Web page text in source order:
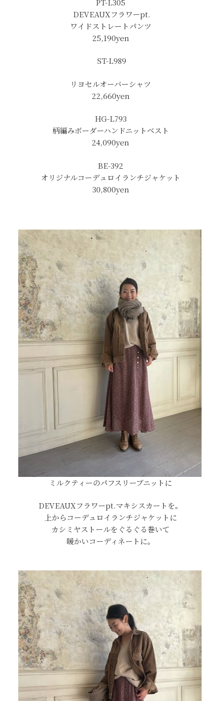
PT-L305
DEVEAUXフラワーpt.
ワイドストレートパンツ
25,190yen
ST-L989
リヨセルオーバーシャツ
22,660yen
HG-L793
柄編みボーダーハンドニットベスト
24,090yen
BE-392
オリジナルコーデュロイランチジャケット
30,800yen
ミルクティーのパフスリーブニットに
DEVEAUXフラワーpt.マキシスカートを。
上からコーデュロイランチジャケットに
カシミヤストールをぐるぐる巻いて
暖かいコーディネートに。